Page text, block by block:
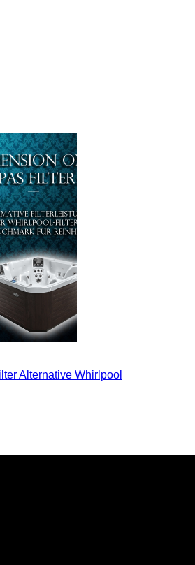
Alternative Whirlpool